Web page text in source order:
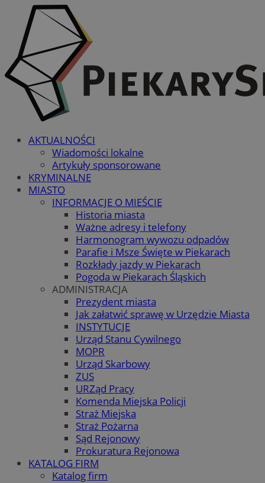
AKTUALNOŚCI
Wiadomości lokalne
Artykuły sponsorowane
KRYMINALNE
MIASTO
INFORMACJE O MIEŚCIE
Historia miasta
Ważne adresy i telefony
Harmonogram wywozu odpadów
Parafie i Msze Święte w Piekarach
Rozkłady jazdy w Piekarach
Pogoda w Piekarach Śląskich
ADMINISTRACJA
Prezydent miasta
Jak załatwić sprawę w Urzędzie Miasta
INSTYTUCJE
Urząd Stanu Cywilnego
MOPR
Urząd Skarbowy
ZUS
URZąd Pracy
Komenda Miejska Policji
Straż Miejska
Straż Pożarna
Sąd Rejonowy
Prokuratura Rejonowa
KATALOG FIRM
Katalog firm